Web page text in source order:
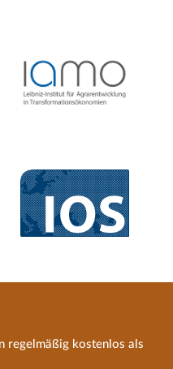
regelmäßig kostenlos als